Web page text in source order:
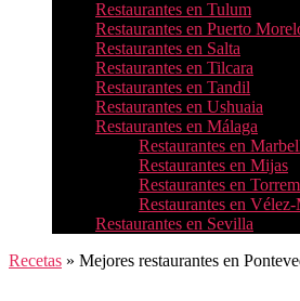
Restaurantes en Tulum
Restaurantes en Puerto
Restaurantes en Salta
Restaurantes en Tilcara
Restaurantes en Tandil
Restaurantes en Ushuaia
Restaurantes en Málaga
Restaurantes en
Restaurantes en Mijas
Restaurantes en
Restaurantes en Vélez-
Restaurantes en Sevilla
Recetas » Mejores restaurantes en